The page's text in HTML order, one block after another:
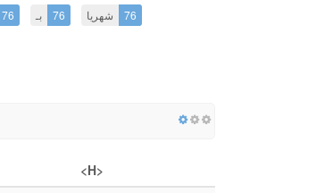
76 بـ 76 شهريا 76
<H>